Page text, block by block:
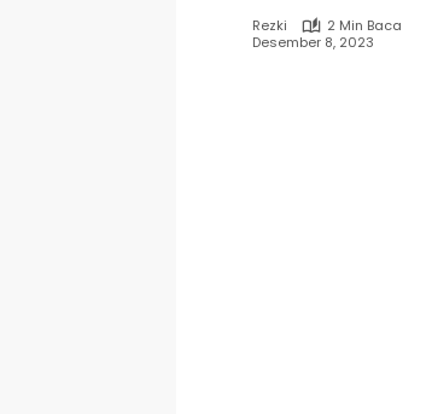
Rezki
2 Min Baca
Desember 8, 2023